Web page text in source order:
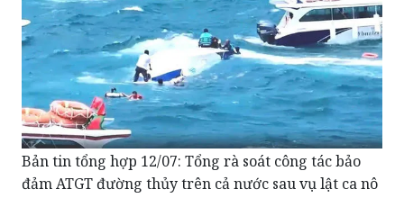
Bản tin tổng hợp 12/07: Tổng rà soát công tác bảo
đảm ATGT đường thủy trên cả nước sau vụ lật ca nô
đặc biệt nghiêm trọng tại Phú Quốc.
Nghe